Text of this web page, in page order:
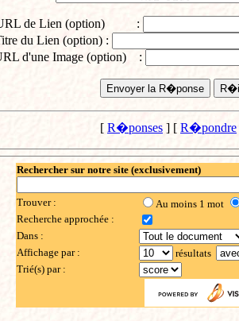
de Lien (option) :
du Lien (option) :
d'une Image (option) :
[ R�ponses ] [ R�pondre
Rechercher sur notre site (exclusivement)
Trouver : Au moins 1 mot
Recherche approchée :
Dans :
Affichage par :
résultats
Trié(s) par :